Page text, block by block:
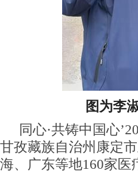
图为李
同心·共铸中国心
甘孜藏族自治州康定
海、广东等地160家医